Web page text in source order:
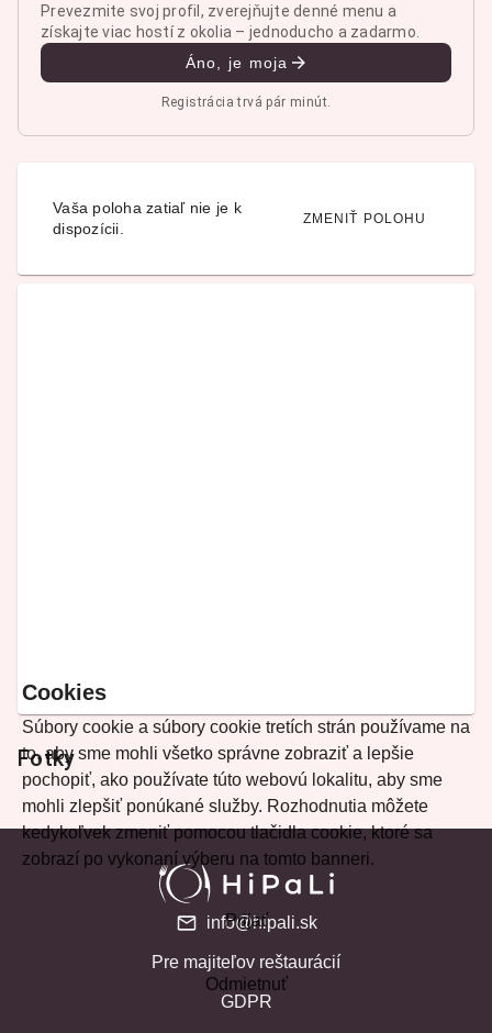
Prevezmite svoj profil, zverejňujte denné menu a
získajte viac hostí z okolia – jednoducho a zadarmo.
Áno, je moja
Registrácia trvá pár minút.
Vaša poloha zatiaľ nie je k
dispozícii.
ZMENIŤ POLOHU
Fotky
Cookies
Súbory cookie a súbory cookie tretích strán používame na
to, aby sme mohli všetko správne zobraziť a lepšie
pochopiť, ako používate túto webovú lokalitu, aby sme
mohli zlepšiť ponúkané služby. Rozhodnutia môžete
kedykoľvek zmeniť pomocou tlačidla cookie, ktoré sa
zobrazí po vykonaní výberu na tomto banneri.
Prijať
Odmietnuť
info@hipali.sk
Pre majiteľov reštaurácií
GDPR